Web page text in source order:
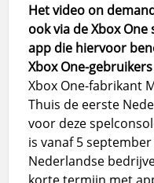
Het video on
ook via de Xbox
app die hiervoor
Xbox One-
Xbox One-fabrikant
Thuis de eerste
voor deze
is vanaf 5
Nederlandse
korte termijn met